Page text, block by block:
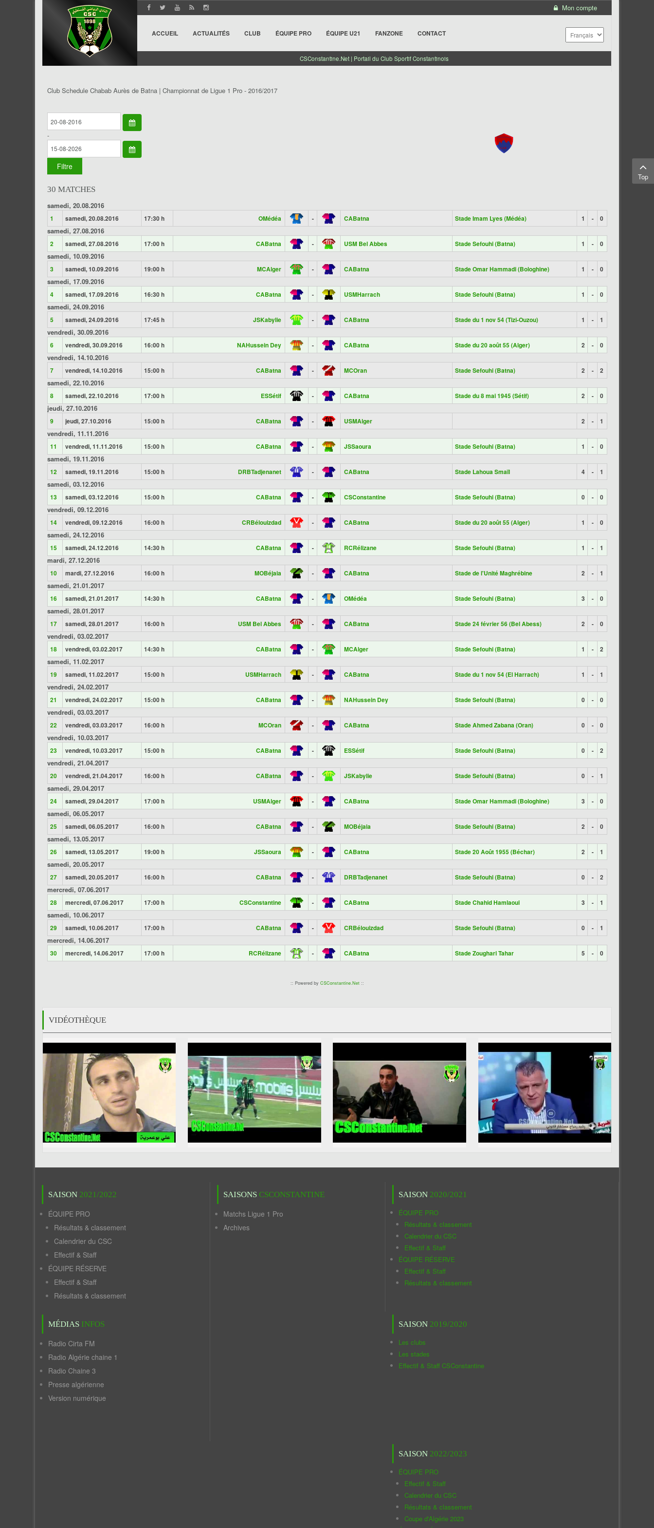
Mon compte
ACCUEIL ACTUALITÉS CLUB ÉQUIPE PRO ÉQUIPE U21 FANZONE CONTACT
CSConstantine.Net | Portail du Club Sportif Constantinois
Club Schedule Chabab Aurès de Batna | Championnat de Ligue 1 Pro - 2016/2017
-
30 MATCHES
samedi, 20.08.2016
1 samedi, 20.08.2016 17:30 h OMédéa - CABatna Stade Imam Lyes (Médéa) 1 - 0
samedi, 27.08.2016
2 samedi, 27.08.2016 17:00 h CABatna - USM Bel Abbes Stade Sefouhi (Batna) 1 - 0
samedi, 10.09.2016
3 samedi, 10.09.2016 19:00 h MCAlger - CABatna Stade Omar Hammadi (Bologhine) 1 - 0
samedi, 17.09.2016
4 samedi, 17.09.2016 16:30 h CABatna - USMHarrach Stade Sefouhi (Batna) 1 - 0
samedi, 24.09.2016
5 samedi, 24.09.2016 17:45 h JSKabylie - CABatna Stade du 1 nov 54 (Tizi-Ouzou) 1 - 1
vendredi, 30.09.2016
6 vendredi, 30.09.2016 16:00 h NAHussein Dey - CABatna Stade du 20 août 55 (Alger) 2 - 0
vendredi, 14.10.2016
7 vendredi, 14.10.2016 15:00 h CABatna - MCOran Stade Sefouhi (Batna) 2 - 2
samedi, 22.10.2016
8 samedi, 22.10.2016 17:00 h ESSétif - CABatna Stade du 8 mai 1945 (Sétif) 2 - 0
jeudi, 27.10.2016
9 jeudi, 27.10.2016 15:00 h CABatna - USMAlger 2 - 1
vendredi, 11.11.2016
11 vendredi, 11.11.2016 15:00 h CABatna - JSSaoura Stade Sefouhi (Batna) 1 - 0
samedi, 19.11.2016
12 samedi, 19.11.2016 15:00 h DRBTadjenanet - CABatna Stade Lahoua Smaïl 4 - 1
samedi, 03.12.2016
13 samedi, 03.12.2016 15:00 h CABatna - CSConstantine Stade Sefouhi (Batna) 0 - 0
vendredi, 09.12.2016
14 vendredi, 09.12.2016 16:00 h CRBélouizdad - CABatna Stade du 20 août 55 (Alger) 1 - 0
samedi, 24.12.2016
15 samedi, 24.12.2016 14:30 h CABatna - RCRélizane Stade Sefouhi (Batna) 1 - 1
mardi, 27.12.2016
10 mardi, 27.12.2016 16:00 h MOBéjaia - CABatna Stade de l'Unité Maghrébine 2 - 1
samedi, 21.01.2017
16 samedi, 21.01.2017 14:30 h CABatna - OMédéa Stade Sefouhi (Batna) 3 - 0
samedi, 28.01.2017
17 samedi, 28.01.2017 16:00 h USM Bel Abbes - CABatna Stade 24 février 56 (Bel Abess) 2 - 0
vendredi, 03.02.2017
18 vendredi, 03.02.2017 14:30 h CABatna - MCAlger Stade Sefouhi (Batna) 1 - 2
samedi, 11.02.2017
19 samedi, 11.02.2017 15:00 h USMHarrach - CABatna Stade du 1 nov 54 (El Harrach) 1 - 1
vendredi, 24.02.2017
21 vendredi, 24.02.2017 15:00 h CABatna - NAHussein Dey Stade Sefouhi (Batna) 0 - 0
vendredi, 03.03.2017
22 vendredi, 03.03.2017 16:00 h MCOran - CABatna Stade Ahmed Zabana (Oran) 0 - 0
vendredi, 10.03.2017
23 vendredi, 10.03.2017 15:00 h CABatna - ESSétif Stade Sefouhi (Batna) 0 - 2
vendredi, 21.04.2017
20 vendredi, 21.04.2017 16:00 h CABatna - JSKabylie Stade Sefouhi (Batna) 0 - 1
samedi, 29.04.2017
24 samedi, 29.04.2017 17:00 h USMAlger - CABatna Stade Omar Hammadi (Bologhine) 3 - 0
samedi, 06.05.2017
25 samedi, 06.05.2017 16:00 h CABatna - MOBéjaia Stade Sefouhi (Batna) 2 - 0
samedi, 13.05.2017
26 samedi, 13.05.2017 19:00 h JSSaoura - CABatna Stade 20 Août 1955 (Béchar) 2 - 1
samedi, 20.05.2017
27 samedi, 20.05.2017 16:00 h CABatna - DRBTadjenanet Stade Sefouhi (Batna) 0 - 2
mercredi, 07.06.2017
28 mercredi, 07.06.2017 17:00 h CSConstantine - CABatna Stade Chahid Hamlaoui 3 - 1
samedi, 10.06.2017
29 samedi, 10.06.2017 17:00 h CABatna - CRBélouizdad Stade Sefouhi (Batna) 0 - 1
mercredi, 14.06.2017
30 mercredi, 14.06.2017 17:00 h RCRélizane - CABatna Stade Zoughari Tahar 5 - 0
:: Powered by CSConstantine.Net::
VIDÉOTHÈQUE
SAISON 2021/2022
ÉQUIPE PRO
Résultats & classement
Calendrier du CSC
Effectif & Staff
ÉQUIPE RÉSERVE
Effectif & Staff
Résultats & classement
MÉDIAS INFOS
Radio Cirta FM
Radio Algérie chaine 1
Radio Chaine 3
Presse algérienne
Version numérique
SAISONS CSCONSTANTINE
Matchs Ligue 1 Pro
Archives
SAISON 2020/2021
ÉQUIPE PRO
Résultats & classement
Calendrier du CSC
Effectif & Staff
ÉQUIPE RÉSERVE
Effectif & Staff
Résultats & classement
SAISON 2019/2020
Les clubs
Les stades
Effectif & Staff CSConstantine
SAISON 2022/2023
ÉQUIPE PRO
Effectif & Staff
Calendrier du CSC
Résultats & classement
Coupe d'Algérie 2023
Top